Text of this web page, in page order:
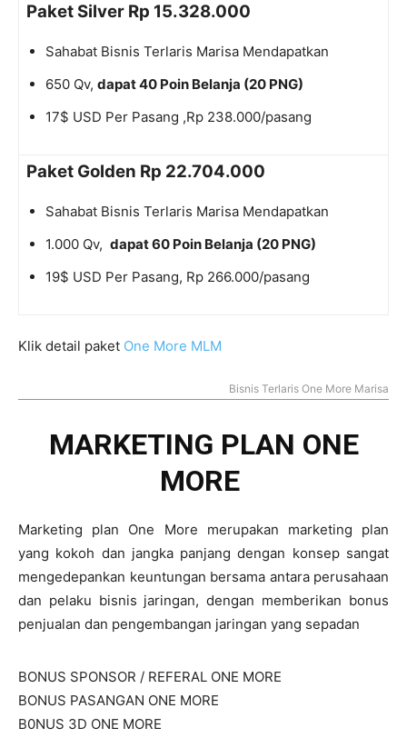
Paket Silver Rp 15.328.000
Sahabat Bisnis Terlaris Marisa Mendapatkan
650 Qv, dapat 40 Poin Belanja (20 PNG)
17$ USD Per Pasang ,Rp 238.000/pasang
Paket Golden Rp 22.704.000
Sahabat Bisnis Terlaris Marisa Mendapatkan
1.000 Qv, dapat 60 Poin Belanja (20 PNG)
19$ USD Per Pasang, Rp 266.000/pasang
Klik detail paket One More MLM
Bisnis Terlaris One More Marisa
MARKETING PLAN ONE
MORE ​
Marketing plan One More merupakan marketing plan
yang kokoh dan jangka panjang dengan konsep sangat
mengedepankan keuntungan bersama antara perusahaan
dan pelaku bisnis jaringan, dengan memberikan bonus
penjualan dan pengembangan jaringan yang sepadan
BONUS SPONSOR / REFERAL ONE MORE
BONUS PASANGAN ONE MORE
B0NUS 3D ONE MORE